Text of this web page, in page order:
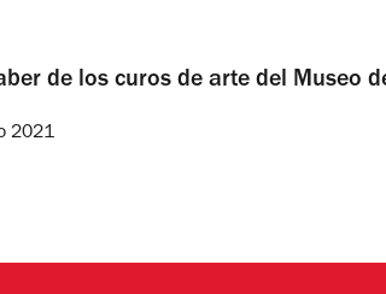
de los curos de arte del Museo
2021